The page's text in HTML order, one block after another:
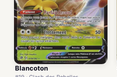
Blancoton